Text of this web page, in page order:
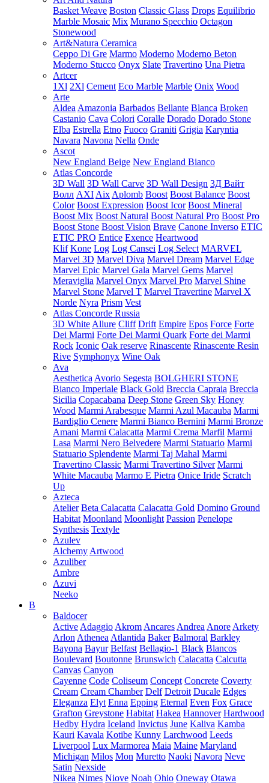
Basket Weave Boston Classic Glass Drops Equilibrio
Marble Mosaic Mix Murano Specchio Octagon
Stonewood
Art&Natura Ceramica
Ceppo Di Gre Marmo Moderno Moderno Beton
Moderno Stucco Onyx Slate Travertino Una Pietra
Artcer
1Xl 2Xl Cement Eco Marble Marble Onix Wood
Arte
Aldea Amazonia Barbados Bellante Blanca Broken
Castanio Cava Colori Coralle Dorado Dorado Stone
Elba Estrella Etno Fuoco Graniti Grigia Karyntia
Navara Navona Nella Onde
Ascot
New England Beige New England Bianco
Atlas Concorde
3D Wall 3D Wall Carve 3D Wall Design 3Д Вайт
Волл AXI Aix Aplomb Boost Boost Balance Boost
Color Boost Expression Boost Icor Boost Mineral
Boost Mix Boost Natural Boost Natural Pro Boost Pro
Boost Stone Boost Vision Brave Canone Inverso ETIC
ETIC PRO Entice Exence Heartwood
Klif Kone Log Log Cansei Log Select MARVEL
Marvel 3D Marvel Diva Marvel Dream Marvel Edge
Marvel Epic Marvel Gala Marvel Gems Marvel
Meraviglia Marvel Onyx Marvel Pro Marvel Shine
Marvel Stone Marvel T Marvel Travertine Marvel X
Norde Nyra Prism Vest
Atlas Concorde Russia
3D White Allure Cliff Drift Empire Epos Force Forte
Dei Marmi Forte Dei Marmi Quark Forte dei Marmi
Rock Iconic Oak reserve Rinascente Rinascente Resin
Rive Symphonyx Wine Oak
Ava
Aesthetica Avorio Segesta BOLGHERI STONE
Bianco Imperiale Black Gold Breccia Capraia Breccia
Sicilia Copacabana Deep Stone Green Sky Honey
Wood Marmi Arabesque Marmi Azul Macauba Marmi
Bardiglio Cenere Marmi Bianco Bernini Marmi Bronze
Amani Marmi Calacatta Marmi Crema Marfil Marmi
Lasa Marmi Nero Belvedere Marmi Statuario Marmi
Statuario Splendente Marmi Taj Mahal Marmi
Travertino Classic Marmi Travertino Silver Marmi
White Macauba Marmo E Pietra Onice Iride Scratch
Up
Azteca
Atelier Beta Calacatta Calacatta Gold Domino Ground
Habitat Moonland Moonlight Passion Penelope
Synthesis Textyle
Azulev
Alchemy Artwood
Azuliber
Ambre
Azuvi
Neeko
B
Baldocer
Active Adaggio Akrom Ancares Andrea Anore Arkety
Arlon Athenea Atlantida Baker Balmoral Barkley
Bayona Bayur Belfast Bellagio-1 Black Blancos
Boulevard Boutonne Brunswich Calacatta Calcutta
Canvas Canyon
Cayenne Code Coliseum Concept Concrete Coverty
Cream Cream Chamber Delf Detroit Ducale Edges
Eleganza Elyt Enna Epping Eternal Even Fox Grace
Grafton Greystone Habitat Hakea Hannover Hardwood
Hedby Hydra Iceland Invictus June Kaliva Kamba
Kauri Kavala Kotibe Kunny Larchwood Leeds
Liverpool Lux Marmorea Maia Maine Maryland
Michigan Milos Mon Muretto Naoki Navora Neve
Satin Nexside
Nikea Nimes Niove Noah Ohio Oneway Otawa